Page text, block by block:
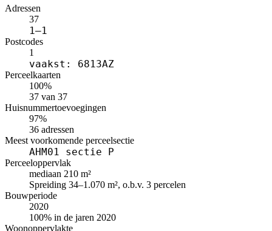
Adressen
37
1–1
Postcodes
1
vaakst: 6813AZ
Perceelkaarten
100%
37 van 37
Huisnummertoevoegingen
97%
36 adressen
Meest voorkomende perceelsectie
AHM01 sectie P
Perceeloppervlak
mediaan 210 m²
Spreiding 34–1.070 m², o.b.v. 3 percelen
Bouwperiode
2020
100% in de jaren 2020
Woonoppervlakte